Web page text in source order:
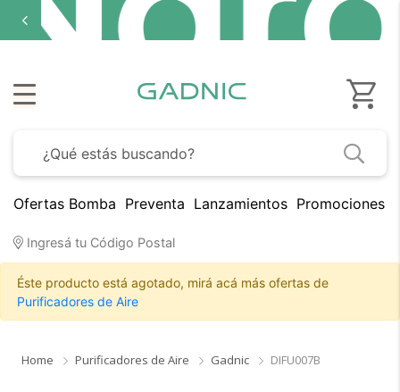
Ofertas Bomba Preventa Lanzamientos Promociones
Ingresá tu Código Postal
Éste producto está agotado, mirá acá más ofertas de
Purificadores de Aire
Home Purificadores de Aire Gadnic DIFU007B